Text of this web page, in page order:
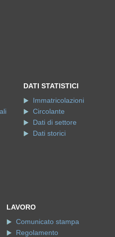
DATI STATISTICI
Immatricolazioni
Circolante
Dati di settore
Dati storici
LAVORO
Comunicato stampa
Regolamento